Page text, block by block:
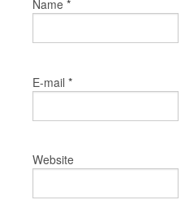
Name *
E-mail *
Website